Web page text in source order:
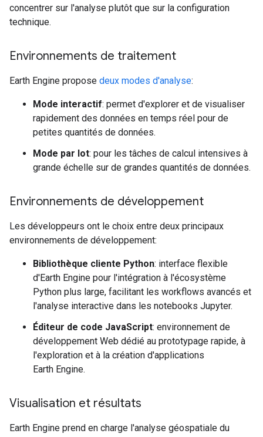
concentrer sur l'analyse plutôt que sur la configuration
technique.
Environnements de traitement
Earth Engine propose deux modes d'analyse:
Mode interactif: permet d'explorer et de visualiser
rapidement des données en temps réel pour de
petites quantités de données.
Mode par lot: pour les tâches de calcul intensives à
grande échelle sur de grandes quantités de données.
Environnements de développement
Les développeurs ont le choix entre deux principaux
environnements de développement:
Bibliothèque cliente Python: interface flexible
d'Earth Engine pour l'intégration à l'écosystème
Python plus large, facilitant les workflows avancés et
l'analyse interactive dans les notebooks Jupyter.
Éditeur de code JavaScript: environnement de
développement Web dédié au prototypage rapide, à
l'exploration et à la création d'applications
Earth Engine.
Visualisation et résultats
Earth Engine prend en charge l'analyse géospatiale du